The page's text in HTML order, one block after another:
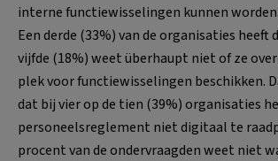
interne functiewisselingen kunnen
Een derde (33%) van de organisaties heeft
vijfde (18%) weet überhaupt niet of ze
plek voor functiewisselingen beschikken.
dat bij vier op de tien (39%) organisaties
personeelsreglement niet digitaal te
procent van de ondervraagden weet niet